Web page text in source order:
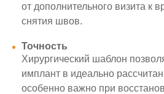
от дополнительного визита к
снятия швов.
Точность
Хирургический шаблон
имплант в идеально
особенно важно при